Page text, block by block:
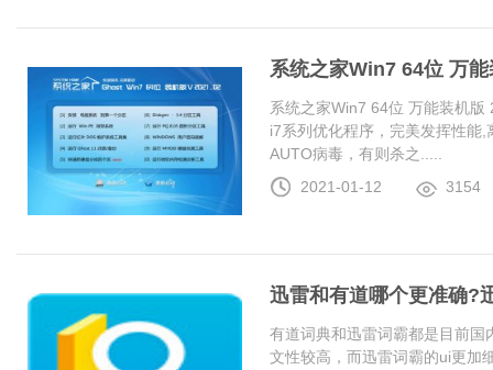
系统之家Win7 64位 万
系统之家Win7 64位 万能装机
i7系列优化程序，完美发挥性能
AUTO病毒，有则杀之.....
2021-01-12
3154
迅雷和有道哪个更准确?
有道词典和迅雷词霸都是目前
文性较高，而迅雷词霸的ui更加